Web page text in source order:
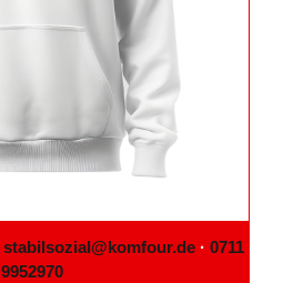
stabilsozial@komfour.de· 0711
9952970